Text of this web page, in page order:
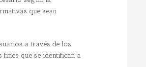
que sean
a través de los
que se identifican a